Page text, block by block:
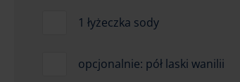
1 łyżeczka sody
opcjonalnie: pół laski wanilii